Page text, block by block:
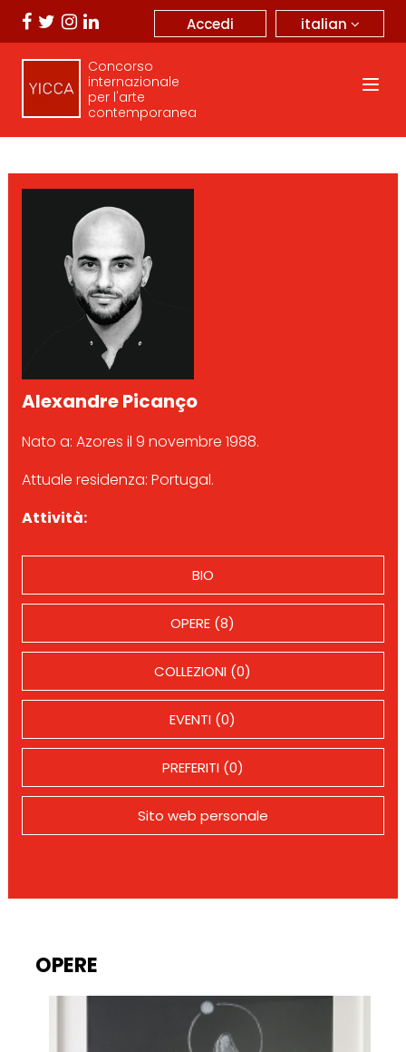
italian
Accedi
Concorso
internazionale
per l'arte
contemporanea
Alexandre Picanço
Nato a: Azores il 9 novembre 1988.
Attuale residenza: Portugal.
Attività:
BIO
OPERE (8)
COLLEZIONI (0)
EVENTI (0)
PREFERITI (0)
Sito web personale
OPERE